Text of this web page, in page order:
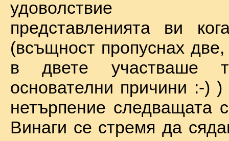
удоволствие
представленията ви
(всъщност пропуснах
в двете участваше
основателни причини :-)
нетърпение следващата
Винаги се стремя да